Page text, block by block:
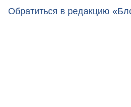
Обратиться в редакцию